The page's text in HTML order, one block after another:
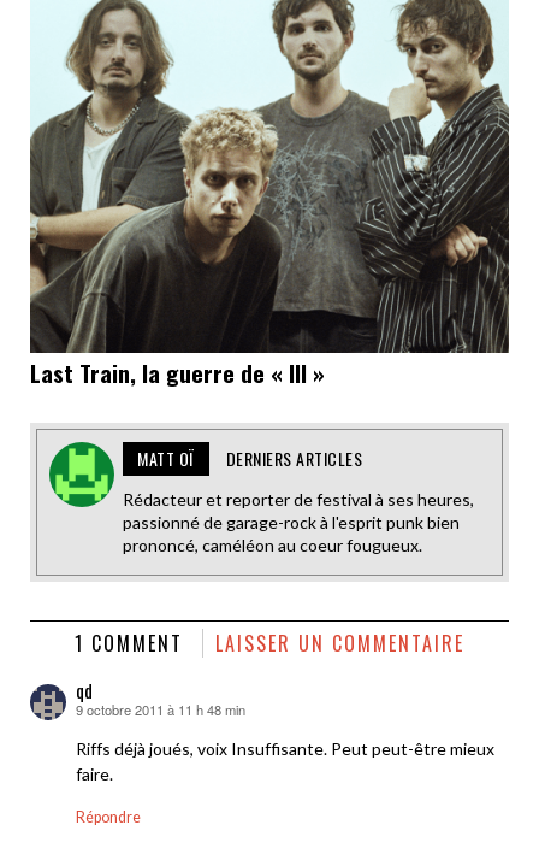
Last Train, la guerre de « III »
MATT OÏ DERNIERS ARTICLES
Rédacteur et reporter de festival à ses heures,
passionné de garage-rock à l'esprit punk bien
prononcé, caméléon au coeur fougueux.
1 COMMENT LAISSER UN COMMENTAIRE
qd
dit :
9 octobre 2011 à 11 h 48 min
Riffs déjà joués, voix Insuffisante. Peut peut-être mieux
faire.
Répondre